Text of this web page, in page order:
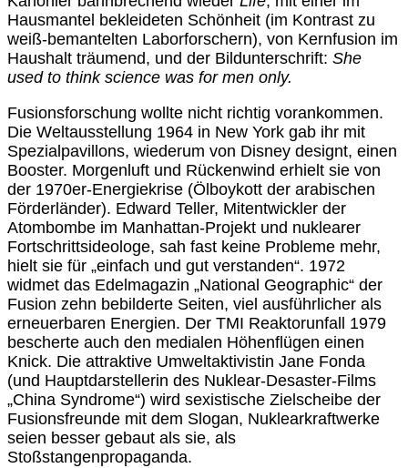
Hausmantel bekleideten Schönheit (im Kontrast zu
weiß-bemantelten Laborforschern), von Kernfusion im
Haushalt träumend, und der Bildunterschrift: She
used to think science was for men only.
Fusionsforschung wollte nicht richtig vorankommen.
Die Weltausstellung 1964 in New York gab ihr mit
Spezialpavillons, wiederum von Disney designt, einen
Booster. Morgenluft und Rückenwind erhielt sie von
der 1970er-Energiekrise (Ölboykott der arabischen
Förderländer). Edward Teller, Mitentwickler der
Atombombe im Manhattan-Projekt und nuklearer
Fortschrittsideologe, sah fast keine Probleme mehr,
hielt sie für „einfach und gut verstanden“. 1972
widmet das Edelmagazin „National Geographic“ der
Fusion zehn bebilderte Seiten, viel ausführlicher als
erneuerbaren Energien. Der TMI Reaktorunfall 1979
bescherte auch den medialen Höhenflügen einen
Knick. Die attraktive Umweltaktivistin Jane Fonda
(und Hauptdarstellerin des Nuklear-Desaster-Films
„China Syndrome“) wird sexistische Zielscheibe der
Fusionsfreunde mit dem Slogan, Nuklearkraftwerke
seien besser gebaut als sie, als
Stoßstangenpropaganda.